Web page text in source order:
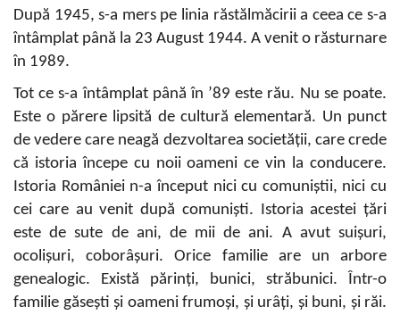
După 1945, s-a mers pe linia răstălmăcirii a ceea ce s-a
întâmplat până la 23 August 1944. A venit o răsturnare
în 1989.
Tot ce s-a întâmplat până în ’89 este rău. Nu se poate.
Este o părere lipsită de cultură elementară. Un punct
de vedere care neagă dezvoltarea societății, care crede
că istoria începe cu noii oameni ce vin la conducere.
Istoria României n-a început nici cu comuniștii, nici cu
cei care au venit după comuniști. Istoria acestei țări
este de sute de ani, de mii de ani. A avut suișuri,
ocolișuri, coborâșuri. Orice familie are un arbore
genealogic. Există părinți, bunici, străbunici. Într-o
familie găsești și oameni frumoși, și urâți, și buni, și răi.